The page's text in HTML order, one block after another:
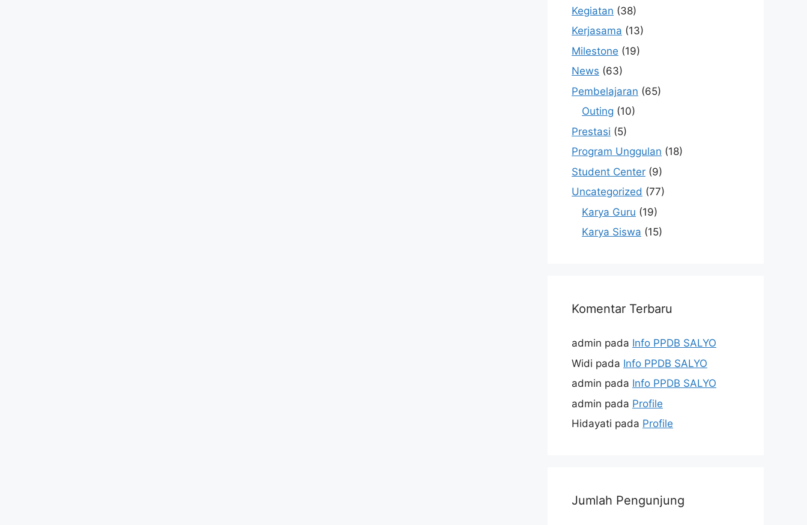
Kegiatan (38)
Kerjasama (13)
Milestone (19)
News (63)
Pembelajaran (65)
Outing (10)
Prestasi (5)
Program Unggulan (18)
Student Center (9)
Uncategorized (77)
Karya Guru (19)
Karya Siswa (15)
Komentar Terbaru
admin pada Info PPDB SALYO
Widi pada Info PPDB SALYO
admin pada Info PPDB SALYO
admin pada Profile
Hidayati pada Profile
Jumlah Pengunjung